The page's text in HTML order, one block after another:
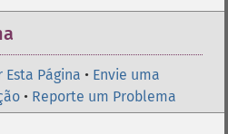
Página • Envie uma
• Reporte um Problema